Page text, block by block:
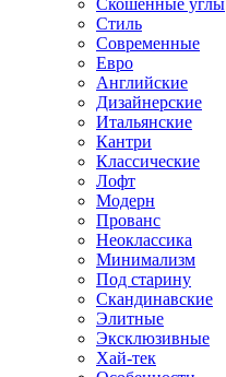
Скошенные углы
Стиль
Современные
Евро
Английские
Дизайнерские
Итальянские
Кантри
Классические
Лофт
Модерн
Прованс
Неоклассика
Минимализм
Под старину
Скандинавские
Элитные
Эксклюзивные
Хай-тек